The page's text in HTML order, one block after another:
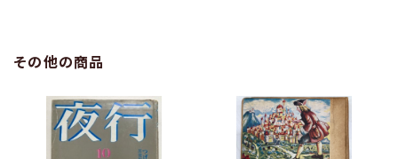
その他の商品